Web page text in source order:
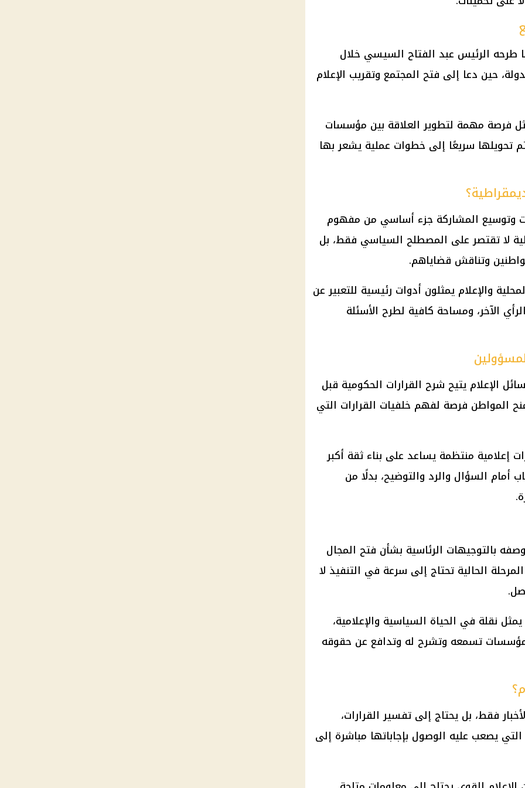
طرحه الرئيس عبد الفتاح السيسي خلال
حين دعا إلى فتح المجتمع وتقريب الإعلام
فرصة مهمة لتطوير العلاقة بين مؤسسات
تحويلها سريعًا إلى خطوات عملية يشعر بها
وتوسيع المشاركة جزء أساسي من مفهوم
لا تقتصر على المصطلح السياسي فقط، بل
وتناقش قضاياهم.
والإعلام يمثلون أدوات رئيسية للتعبير عن
الآخر، ومساحة كافية لطرح الأسئلة
الإعلام يتيح شرح القرارات الحكومية قبل
المواطن فرصة لفهم خلفيات القرارات التي
منتظمة يساعد على بناء ثقة أكبر
أمام السؤال والرد والتوضيح، بدلًا من
بالتوجيهات الرئاسية بشأن فتح المجال
الحالية تحتاج إلى سرعة في التنفيذ لا
نقلة في الحياة السياسية والإعلامية،
تسمعه وتشرح له وتدافع عن حقوقه
فقط، بل يحتاج إلى تفسير القرارات،
يصعب عليه الوصول بإجاباتها مباشرة إلى